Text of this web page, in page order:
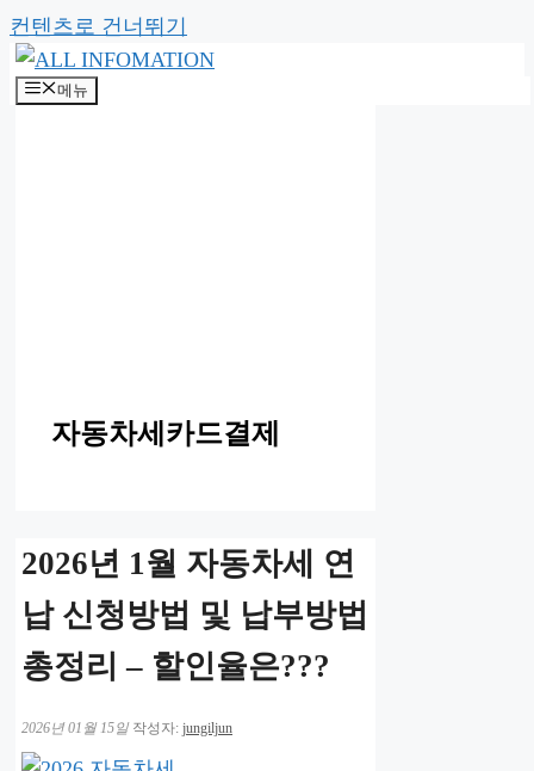
컨텐츠로 건너뛰기
메뉴
자동차세카드결제
2026년 1월 자동차세 연
납 신청방법 및 납부방법
총정리 – 할인율은???
2026년 01월 15일 작성자: jungiljun